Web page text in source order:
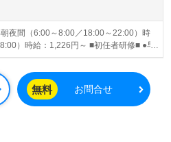
夜間（6:00～8:00／18:00～22:00）時
）時給：1,226円～ ■初任者研修■ ●早
）時給：1,226円～ ●日中帯（8:00～
無料 お問合せ